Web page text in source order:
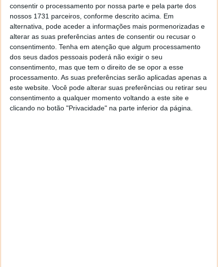
consentir o processamento por nossa parte e pela parte dos
nossos 1731 parceiros, conforme descrito acima. Em
alternativa, pode aceder a informações mais pormenorizadas e
alterar as suas preferências antes de consentir ou recusar o
consentimento. Tenha em atenção que algum processamento
dos seus dados pessoais poderá não exigir o seu
consentimento, mas que tem o direito de se opor a esse
processamento. As suas preferências serão aplicadas apenas a
este website. Você pode alterar suas preferências ou retirar seu
consentimento a qualquer momento voltando a este site e
clicando no botão "Privacidade" na parte inferior da página.